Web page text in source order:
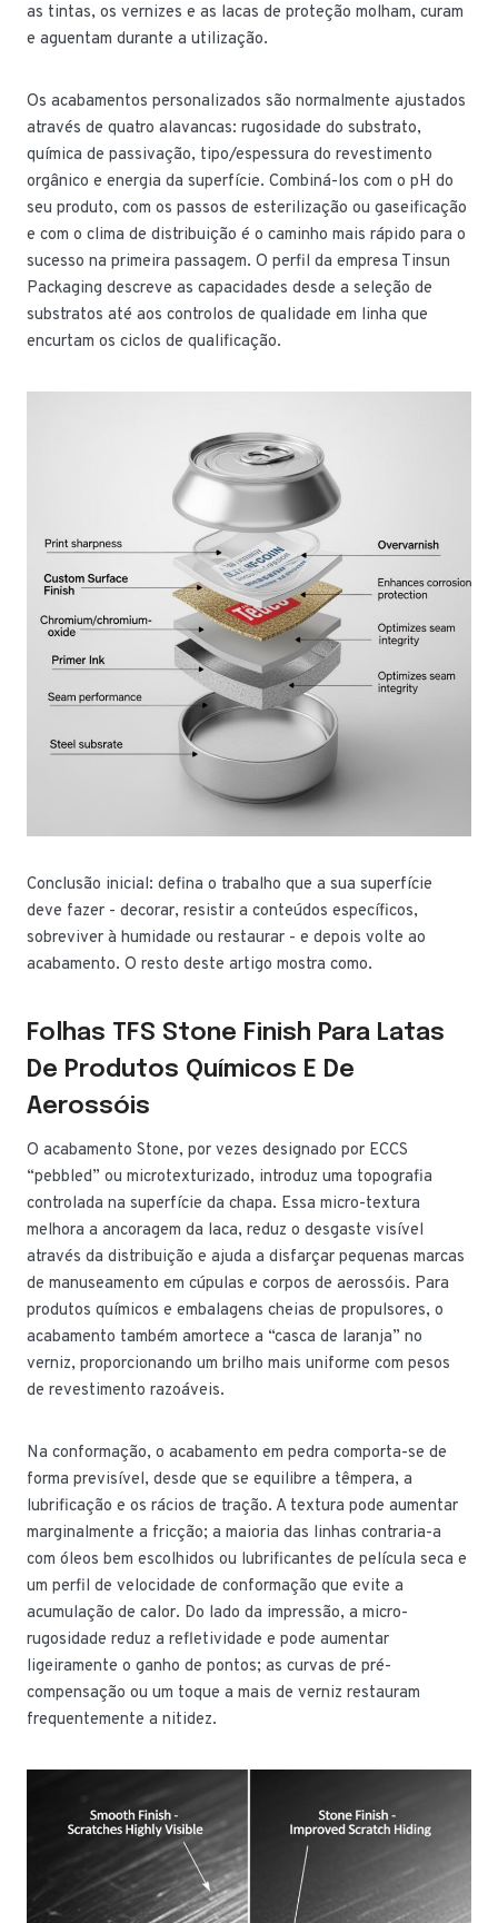
as tintas, os vernizes e as lacas de proteção molham, curam
e aguentam durante a utilização.
Os acabamentos personalizados são normalmente ajustados
através de quatro alavancas: rugosidade do substrato,
química de passivação, tipo/espessura do revestimento
orgânico e energia da superfície. Combiná-los com o pH do
seu produto, com os passos de esterilização ou gaseificação
e com o clima de distribuição é o caminho mais rápido para o
sucesso na primeira passagem. O perfil da empresa Tinsun
Packaging descreve as capacidades desde a seleção de
substratos até aos controlos de qualidade em linha que
encurtam os ciclos de qualificação.
Conclusão inicial: defina o trabalho que a sua superfície
deve fazer - decorar, resistir a conteúdos específicos,
sobreviver à humidade ou restaurar - e depois volte ao
acabamento. O resto deste artigo mostra como.
Folhas TFS Stone Finish Para Latas
De Produtos Químicos E De
Aerossóis
O acabamento Stone, por vezes designado por ECCS
“pebbled” ou microtexturizado, introduz uma topografia
controlada na superfície da chapa. Essa micro-textura
melhora a ancoragem da laca, reduz o desgaste visível
através da distribuição e ajuda a disfarçar pequenas marcas
de manuseamento em cúpulas e corpos de aerossóis. Para
produtos químicos e embalagens cheias de propulsores, o
acabamento também amortece a “casca de laranja” no
verniz, proporcionando um brilho mais uniforme com pesos
de revestimento razoáveis.
Na conformação, o acabamento em pedra comporta-se de
forma previsível, desde que se equilibre a têmpera, a
lubrificação e os rácios de tração. A textura pode aumentar
marginalmente a fricção; a maioria das linhas contraria-a
com óleos bem escolhidos ou lubrificantes de película seca e
um perfil de velocidade de conformação que evite a
acumulação de calor. Do lado da impressão, a micro-
rugosidade reduz a refletividade e pode aumentar
ligeiramente o ganho de pontos; as curvas de pré-
compensação ou um toque a mais de verniz restauram
frequentemente a nitidez.